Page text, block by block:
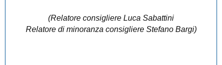
(Relatore consigliere Luca Sabattini
Relatore di minoranza consigliere Stefano Bargi)